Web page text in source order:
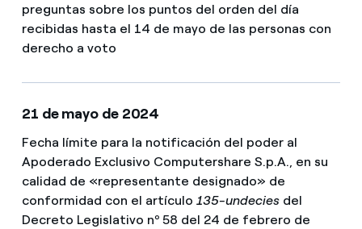
preguntas sobre los puntos del orden del día
recibidas hasta el 14 de mayo de las personas con
derecho a voto
21 de mayo de 2024
Fecha límite para la notificación del poder al
Apoderado Exclusivo Computershare S.p.A., en su
calidad de «representante designado» de
conformidad con el artículo 135-undecies del
Decreto Legislativo nº 58 del 24 de febrero de